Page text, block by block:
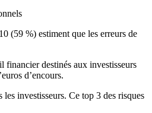
(59 %) estiment que les erreurs de
financier destinés aux investisseurs
d’encours.
investisseurs. Ce top 3 des risques